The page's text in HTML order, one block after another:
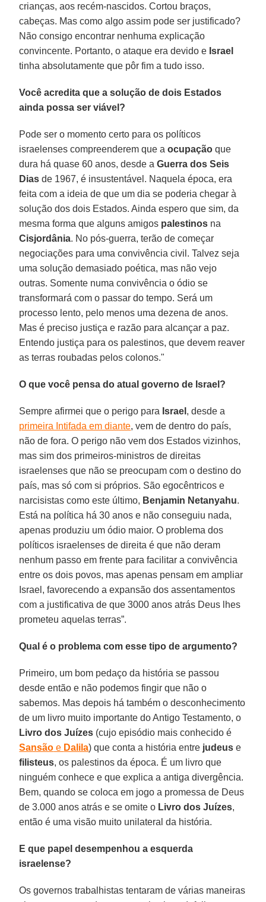
crianças, aos recém-nascidos. Cortou braços,
cabeças. Mas como algo assim pode ser justificado?
Não consigo encontrar nenhuma explicação
convincente. Portanto, o ataque era devido e Israel
tinha absolutamente que pôr fim a tudo isso.
Você acredita que a solução de dois Estados
ainda possa ser viável?
Pode ser o momento certo para os políticos
israelenses compreenderem que aocupação que
dura há quase 60 anos, desde aGuerra dos Seis
Dias de 1967, é insustentável. Naquela época, era
feita com a ideia de que um dia se poderia chegar à
solução dos dois Estados. Ainda espero que sim, da
mesma forma que alguns amigos palestinos na
Cisjordânia. No pós-guerra, terão de começar
negociações para uma convivência civil. Talvez seja
uma solução demasiado poética, mas não vejo
outras. Somente numa convivência o ódio se
transformará com o passar do tempo. Será um
processo lento, pelo menos uma dezena de anos.
Mas é preciso justiça e razão para alcançar a paz.
Entendo justiça para os palestinos, que devem reaver
as terras roubadas pelos colonos."
O que você pensa do atual governo de Israel?
Sempre afirmei que o perigo para Israel , desde a
primeira Intifada em diante, vem de dentro do país,
não de fora. O perigo não vem dos Estados vizinhos,
mas sim dos primeiros-ministros de direitas
israelenses que não se preocupam com o destino do
país, mas só com si próprios. São egocêntricos e
narcisistas como este último, Benjamin Netanyahu.
Está na política há 30 anos e não conseguiu nada,
apenas produziu um ódio maior. O problema dos
políticos israelenses de direita é que não deram
nenhum passo em frente para facilitar a convivência
entre os dois povos, mas apenas pensam em ampliar
Israel, favorecendo a expansão dos assentamentos
com a justificativa de que 3000 anos atrás Deus lhes
prometeu aquelas terras”.
Qual é o problema com esse tipo de argumento?
Primeiro, um bom pedaço da história se passou
desde então e não podemos fingir que não o
sabemos. Mas depois há também o desconhecimento
de um livro muito importante do Antigo Testamento, o
Livro dos Juízes (cujo episódio mais conhecido é
Sansão e Dalila) que conta a história entre judeus e
filisteus, os palestinos da época. É um livro que
ninguém conhece e que explica a antiga divergência.
Bem, quando se coloca em jogo a promessa de Deus
de 3.000 anos atrás e se omite o Livro dos Juízes,
então é uma visão muito unilateral da história.
E que papel desempenhou a esquerda
israelense?
Os governos trabalhistas tentaram de várias maneiras